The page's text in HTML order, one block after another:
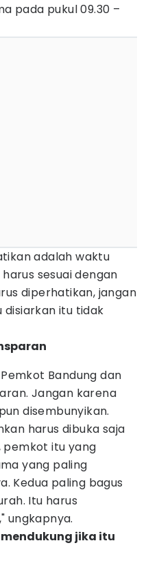
pada pukul 09.30 –
adalah waktu
sesuai dengan
diperhatikan, jangan
disiarkan itu tidak
Bandung dan
Jangan karena
disembunyikan.
harus dibuka saja
itu yang
yang paling
Kedua paling bagus
Itu harus
ungkapnya.
jika itu